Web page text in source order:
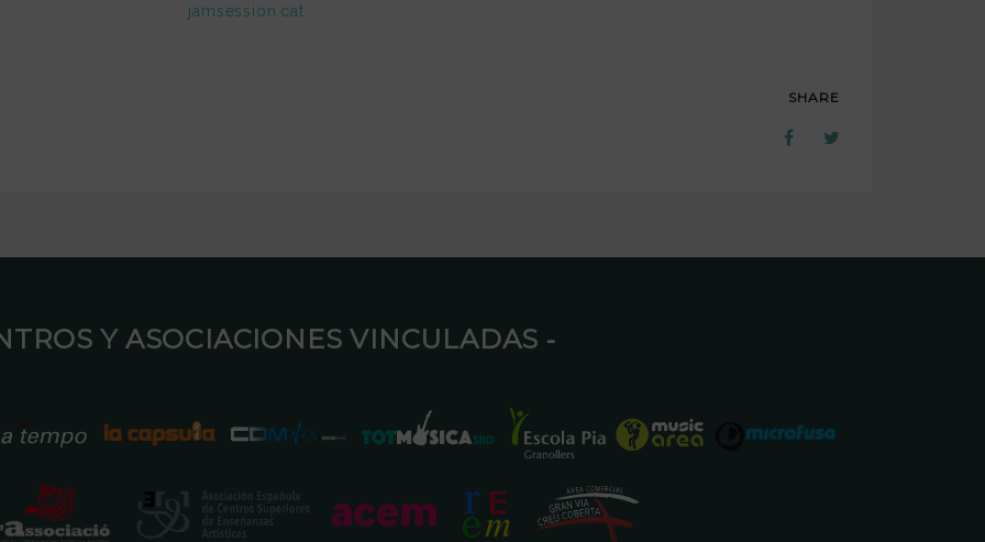
jamsession.cat
SHARE
Y ASOCIACIONES VINCULADAS ⁃